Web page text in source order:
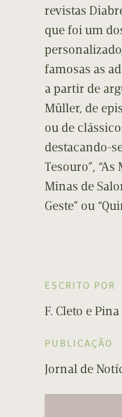
revistas
que foi um
famosas as
a partir de
Müller, de
ou de
destacando-
Tesouro”, “As
Minas de
Geste” ou
ESCRITO POR
F. Cleto e Pina
PUBLICAÇÃO
Jornal de